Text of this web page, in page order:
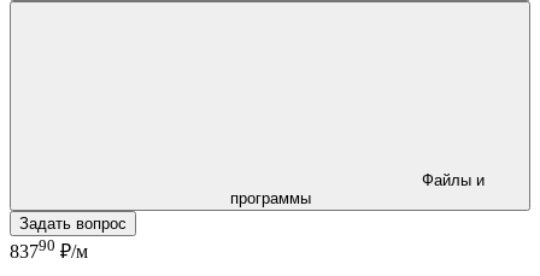
программы
Задать вопрос
83790 ₽/м